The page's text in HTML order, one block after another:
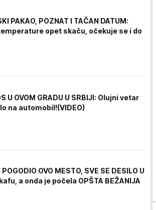
PAKAO, POZNAT I TAČAN DATUM:
opet skaču, očekuje se i do
U OVOM GRADU U SRBIJI: Olujni vetar
na automobil!(VIDEO)
OVO MESTO, SVE SE DESILO U
a onda je počela OPŠTA BEŽANIJA